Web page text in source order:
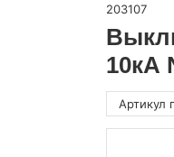
203107
10кА
Артикул